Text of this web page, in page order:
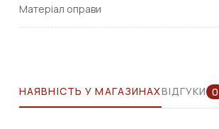
Матеріал оправи
НАЯВНІСТЬ У МАГАЗИНАХВІДГУКИ 0